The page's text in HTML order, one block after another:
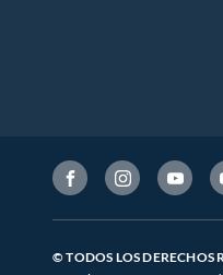
© TODOS LOS DERECHOS